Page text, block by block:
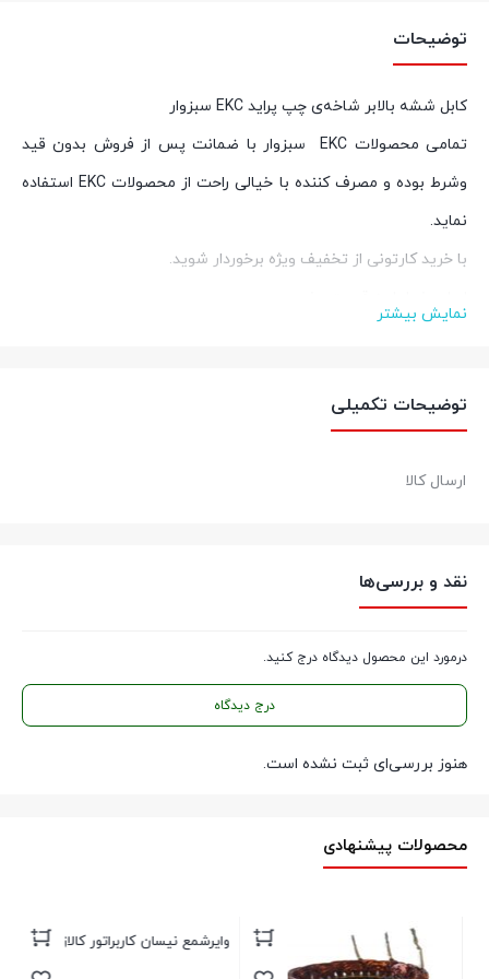
توضیحات
کابل ششه بالابر شاخه‌ی چپ پراید EKC سبزوار
تمامی محصولات EKC سبزوار با ضمانت پس از فروش بدون قید
وشرط بوده و مصرف کننده با خیالی راحت از محصولاتEKC استفاده
نماید.
با خرید کارتونی از تخفیف ویژه برخوردار شوید.
کالازارا کیفیت قطعات، قیمت مناسب
نمایش بیشتر
توضیحات تکمیلی
ارسال کالا
نقد و بررسی‌ها
درمورد این محصول دیدگاه درج کنید.
درج دیدگاه
هنوز بررسی‌ای ثبت نشده است.
محصولات پیشنهادی
وایرشمع نیسان کاربراتور کالازارا